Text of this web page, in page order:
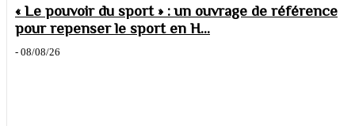
« Le pouvoir du sport » : un ouvrage de référence
pour repenser le sport en H...
- 08/08/26